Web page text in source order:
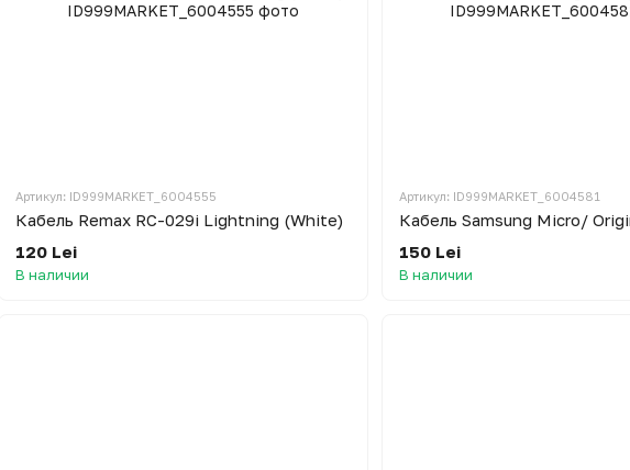
Артикул: ID999MARKET_6004555
Кабель Remax RC-029i Lightning (White)
120 Lei
В наличии
Артикул: ID999MARKET_6004581
Кабель Samsung Micro/
150 Lei
В наличии